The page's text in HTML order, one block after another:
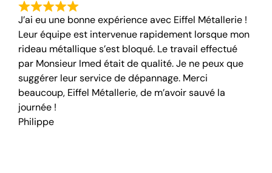
J’ai eu une bonne expérience avec Eiffel Métallerie !
Leur équipe est intervenue rapidement lorsque mon
rideau métallique s’est bloqué. Le travail effectué
par Monsieur Imed était de qualité. Je ne peux que
suggérer leur service de dépannage. Merci
beaucoup, Eiffel Métallerie, de m’avoir sauvé la
journée !
Philippe